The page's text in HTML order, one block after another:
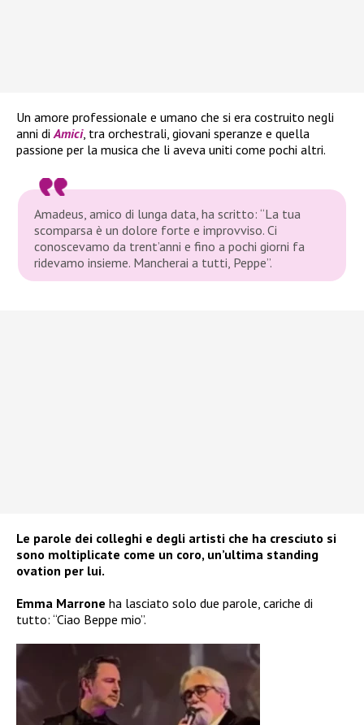
Un amore professionale e umano che si era costruito negli
anni diAmici, tra orchestrali, giovani speranze e quella
passione per la musica che li aveva uniti come pochi altri.
Amadeus, amico di lunga data, ha scritto: “La tua
scomparsa è un dolore forte e improvviso. Ci
conoscevamo da trent’anni e fino a pochi giorni fa
ridevamo insieme. Mancherai a tutti, Peppe”.
Le parole dei colleghi e degli artisti che ha cresciuto si
sono moltiplicate come un coro, un’ultima standing
ovation per lui.
Emma Marrone ha lasciato solo due parole, cariche di
tutto: “Ciao Beppe mio”.